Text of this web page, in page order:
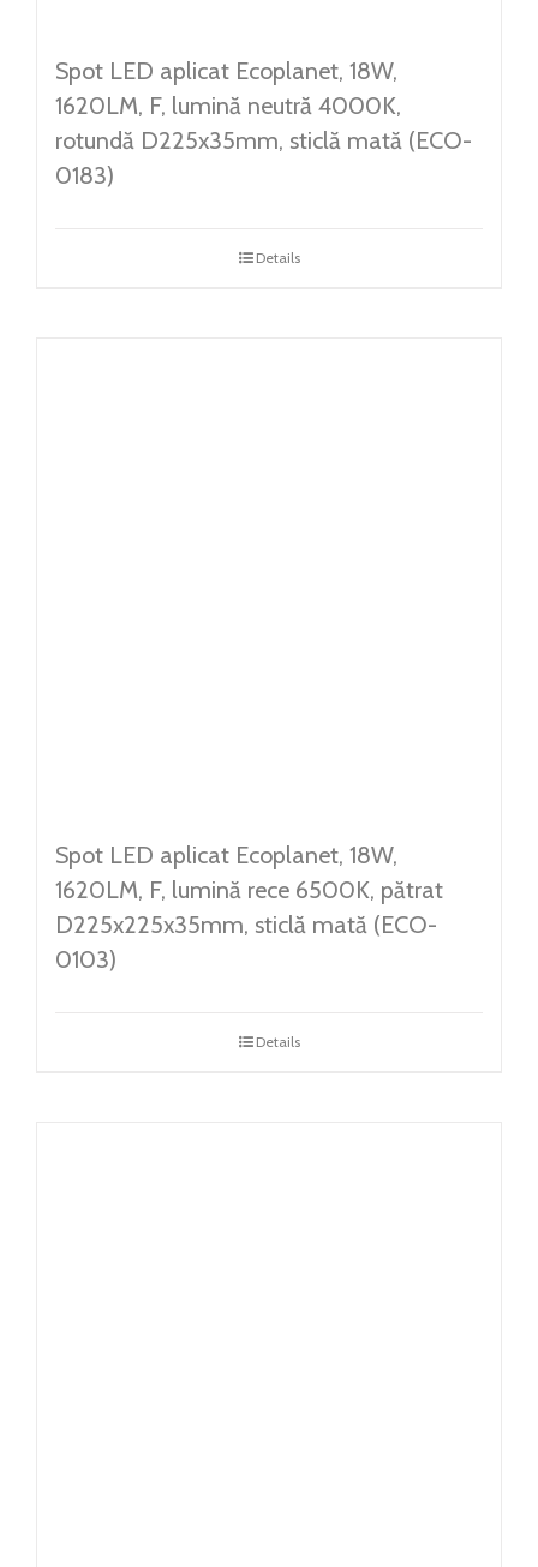
Spot LED aplicat Ecoplanet, 18W,
1620LM, F, lumină neutră 4000K,
rotundă D225x35mm, sticlă mată (ECO-
0183)
Details
Spot LED aplicat Ecoplanet, 18W,
1620LM, F, lumină rece 6500K, pătrat
D225x225x35mm, sticlă mată (ECO-
0103)
Details